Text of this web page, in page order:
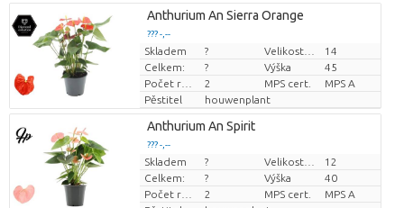
Anthurium An Sierra Orange
??? -,--
Cena za kus
Skladem ?
14
Celkem:
? Výška
45
Počet rostlin/hrnce
2 MPS cert.
MPS A
Pěstitel
houwenplant
Anthurium An Spirit
??? -,--
Cena za kus
Skladem ?
12
Celkem:
? Výška
40
Počet rostlin/hrnce
2 MPS cert.
MPS A